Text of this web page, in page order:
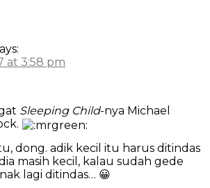
at 3:58 pm
Sleeping Child-nya Michael
dong. adik kecil itu harus ditindas
masih kecil, kalau sudah gede
lagi ditindas… 😀